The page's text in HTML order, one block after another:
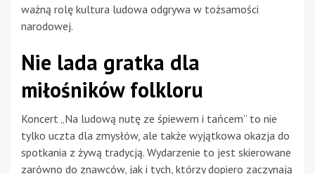
ważną rolę kultura ludowa odgrywa w tożsamości
narodowej.
Nie lada gratka dla
miłośników folkloru
Koncert „Na ludową nutę ze śpiewem i tańcem” to nie
tylko uczta dla zmysłów, ale także wyjątkowa okazja do
spotkania z żywą tradycją. Wydarzenie to jest skierowane
zarówno do znawców, jak i tych, którzy dopiero zaczynają